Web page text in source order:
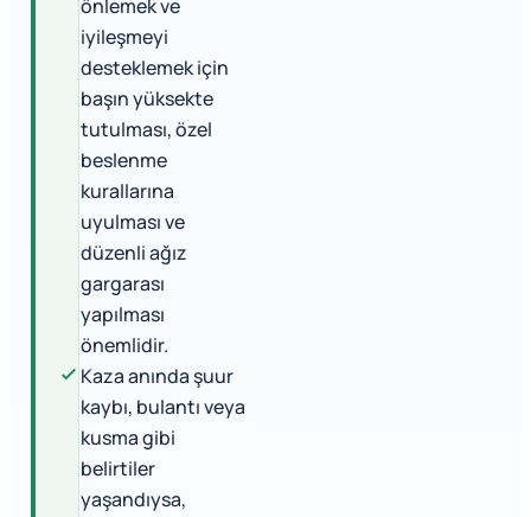
önlemek ve
iyileşmeyi
desteklemek için
başın yüksekte
tutulması, özel
beslenme
kurallarına
uyulması ve
düzenli ağız
gargarası
yapılması
önemlidir.
Kaza anında şuur
kaybı, bulantı veya
kusma gibi
belirtiler
yaşandıysa,